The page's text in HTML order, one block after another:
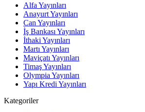
Alfa Yayınları
Anayurt Yayınları
Can Yayınları
İş Bankası Yayınları
İthaki Yayınları
Martı Yayınları
Maviçatı Yayınları
Timaş Yayınları
Olympia Yayınları
Yapı Kredi Yayınları
Kategoriler